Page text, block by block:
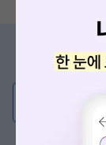
증
💬 무엇이든
혹은,